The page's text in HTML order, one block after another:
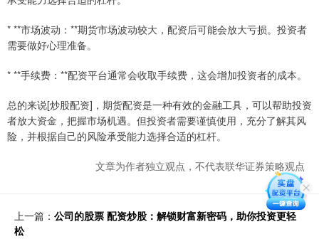
* **市场波动：**期货市场波动较大，配资后可能会放大亏损。投资者
需要做好心理准备。
* **手续费：**配资平台通常会收取手续费，这会增加投资者的成本。
总的来说[炒股配资]，期货配资是一种有效的金融工具，可以帮助投资
者放大资金，把握市场机遇。但投资者需要谨慎使用，充分了解其风
险，并根据自己的风险承受能力选择合适的杠杆。
文章为作者独立观点，不代表联华证券策略观点
上一篇： 公司的股票 配资炒股：解锁财富新密码，助你投资更轻
松